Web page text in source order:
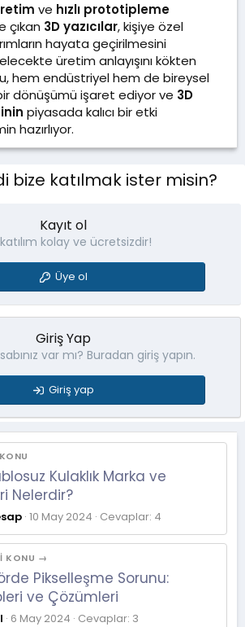
ve hızlı prototipleme
çıkan 3D yazıcılar, kişiye özel
hayata geçirilmesini
üretim anlayışını kökten
hem endüstriyel hem de bireysel
dönüşümü işaret ediyor ve 3D
piyasada kalıcı bir etki
hazırlıyor.
bize katılmak ister misin?
Kayıt ol
kolay ve ücretsizdir!
Üye ol
Giriş Yap
var mı? Buradan giriş yapın.
Giriş yap
Kulaklık Marka ve
Nelerdir?
10 May 2024 Cevaplar: 4
KONU →
Pikselleşme Sorunu:
ve Çözümleri
6 May 2024 Cevaplar: 3